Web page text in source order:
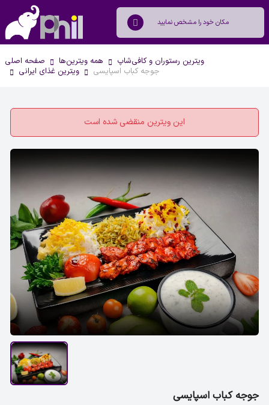
صفحه اصلی همه ویترین‌ها
ویترین رستوران و کافی‌شاپ
ویترین غذای ایرانی
جوجه کباب اسپایسی
این ویترین منقضی شده است
جوجه کباب اسپایسی